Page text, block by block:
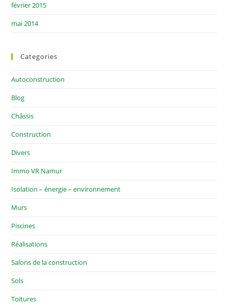
février 2015
mai 2014
Categories
Autoconstruction
Blog
Châssis
Construction
Divers
Immo VR Namur
Isolation – énergie – environnement
Murs
Piscines
Réalisations
Salons de la construction
Sols
Toitures